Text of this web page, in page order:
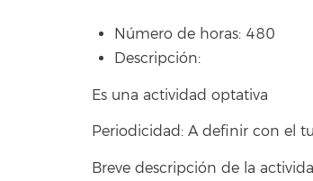
Número de horas: 480
Descripción:
Es una actividad optativa
Periodicidad: A definir con el
Breve descripción de la